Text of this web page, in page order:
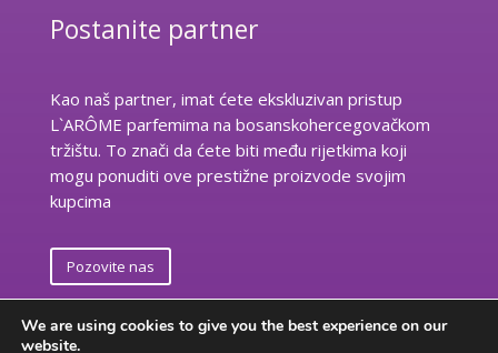
Postanite partner
Kao naš partner, imat ćete ekskluzivan pristup
L`ARÔME parfemima na bosanskohercegovačkom
tržištu. To znači da ćete biti među rijetkima koji
mogu ponuditi ove prestižne proizvode svojim
kupcima
Pozovite nas
We are using cookies to give you the best experience on our
website.